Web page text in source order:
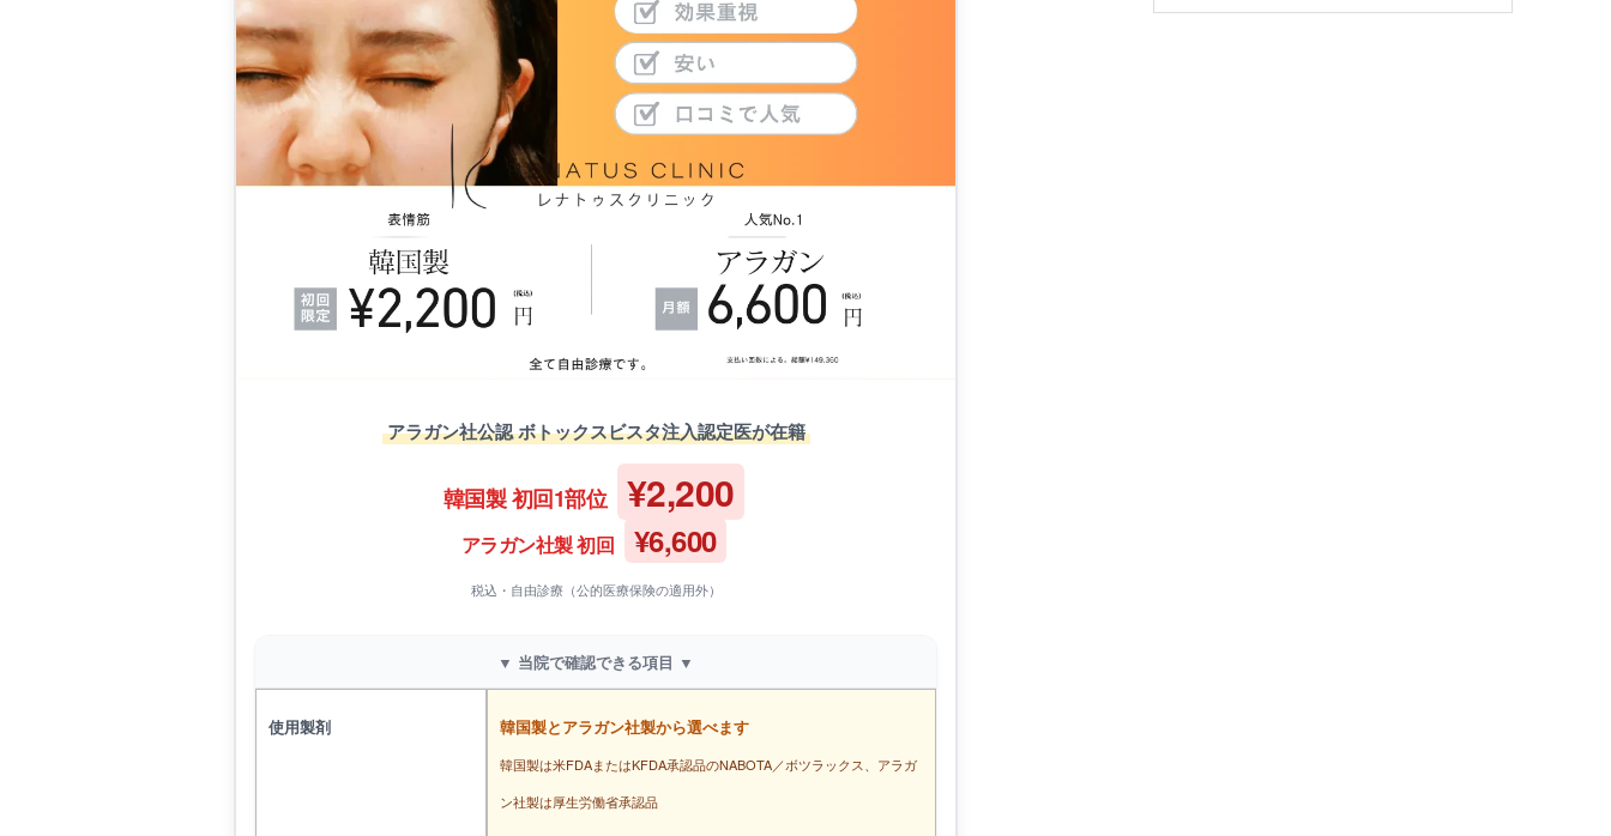
アラガン社公認 ボトックスビスタ注入認定医が在籍
韓国製 初回1部位 ¥2,200
アラガン社製 初回 ¥6,600
税込・自由診療（公的医療保険の適用外）
▼ 当院で確認できる項目 ▼
使用製剤 韓国製とアラガン社製から選べます
韓国製は米FDAまたはKFDA承認品のNABOTA／ボツラックス、アラガ
ン社製は厚生労働省承認品